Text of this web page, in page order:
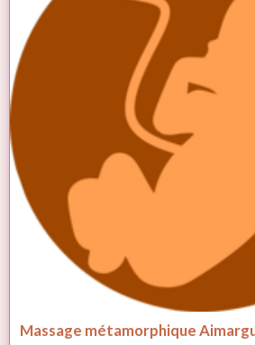
Massage métamorphique